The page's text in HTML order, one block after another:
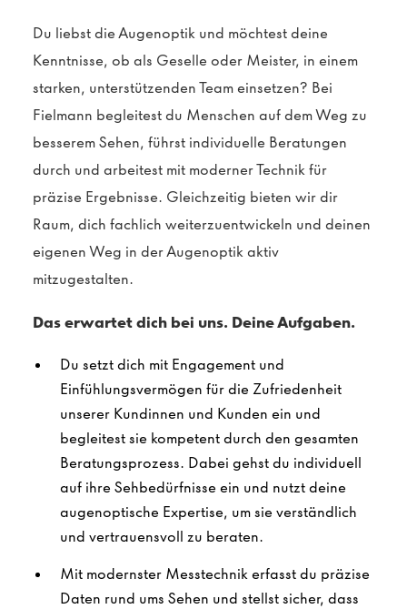
Du liebst die Augenoptik und möchtest deine
Kenntnisse, ob als Geselle oder Meister, in einem
starken, unterstützenden Team einsetzen? Bei
Fielmann begleitest du Menschen auf dem Weg zu
besserem Sehen, führst individuelle Beratungen
durch und arbeitest mit moderner Technik für
präzise Ergebnisse. Gleichzeitig bieten wir dir
Raum, dich fachlich weiterzuentwickeln und deinen
eigenen Weg in der Augenoptik aktiv
mitzugestalten.
Das erwartet dich bei uns. Deine Aufgaben.
Du setzt dich mit Engagement und
Einfühlungsvermögen für die Zufriedenheit
unserer Kundinnen und Kunden ein und
begleitest sie kompetent durch den gesamten
Beratungsprozess. Dabei gehst du individuell
auf ihre Sehbedürfnisse ein und nutzt deine
augenoptische Expertise, um sie verständlich
und vertrauensvoll zu beraten.
Mit modernster Messtechnik erfasst du präzise
Daten rund ums Sehen und stellst sicher, dass